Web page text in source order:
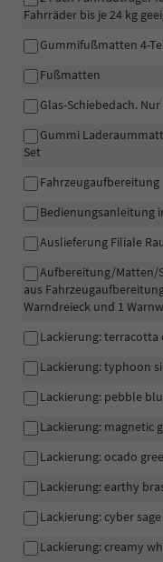
Fahrräder bis je 24 kg
Gummifußmatten 4-
Fußmatten
Glas-Schiebedach.
Gummi
Set
Fahrzeugaufbereitung
Bedienungsanleitung
Auslieferung Filiale
Aufbereitung/Matten/
aus
Warndreieck und 1
Lackierung: terracotta
Lackierung: typhoon
Lackierung: pebble
Lackierung: magnetic
Lackierung: ocado
Lackierung: earthy
Lackierung: cyber
Lackierung: creamy